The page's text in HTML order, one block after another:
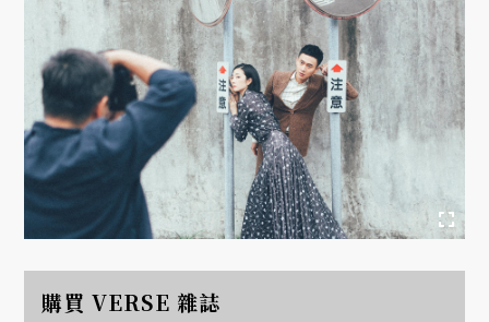
購買 VERSE 雜誌